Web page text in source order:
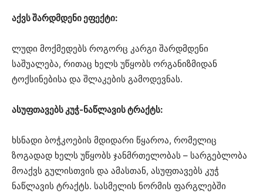
აქვს შარდმდენი ეფექტი:
ლუდი მოქმედებს როგორც კარგი შარდმდენი
საშუალება, რითაც ხელს უწყობს ორგანიზმიდან
ტოქსინებისა და შლაკების გამოდევნას.
ასუფთავებს კუჭ-ნაწლავის ტრაქტს:
ხსნადი ბოჭკოების მდიდარი წყაროა, რომელიც
ზოგადად ხელს უწყობს ჯანმრთელობას – სარგებლობა
მოაქვს გულისთვის და ამასთან, ასუფთავებს კუჭ
ნაწლავის ტრაქტს. სასმელის ნორმის ფარგლებში